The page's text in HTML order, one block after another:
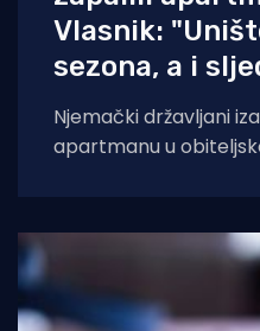
Vlasnik:
sezona, a i
Njemački državljani
apartmanu u